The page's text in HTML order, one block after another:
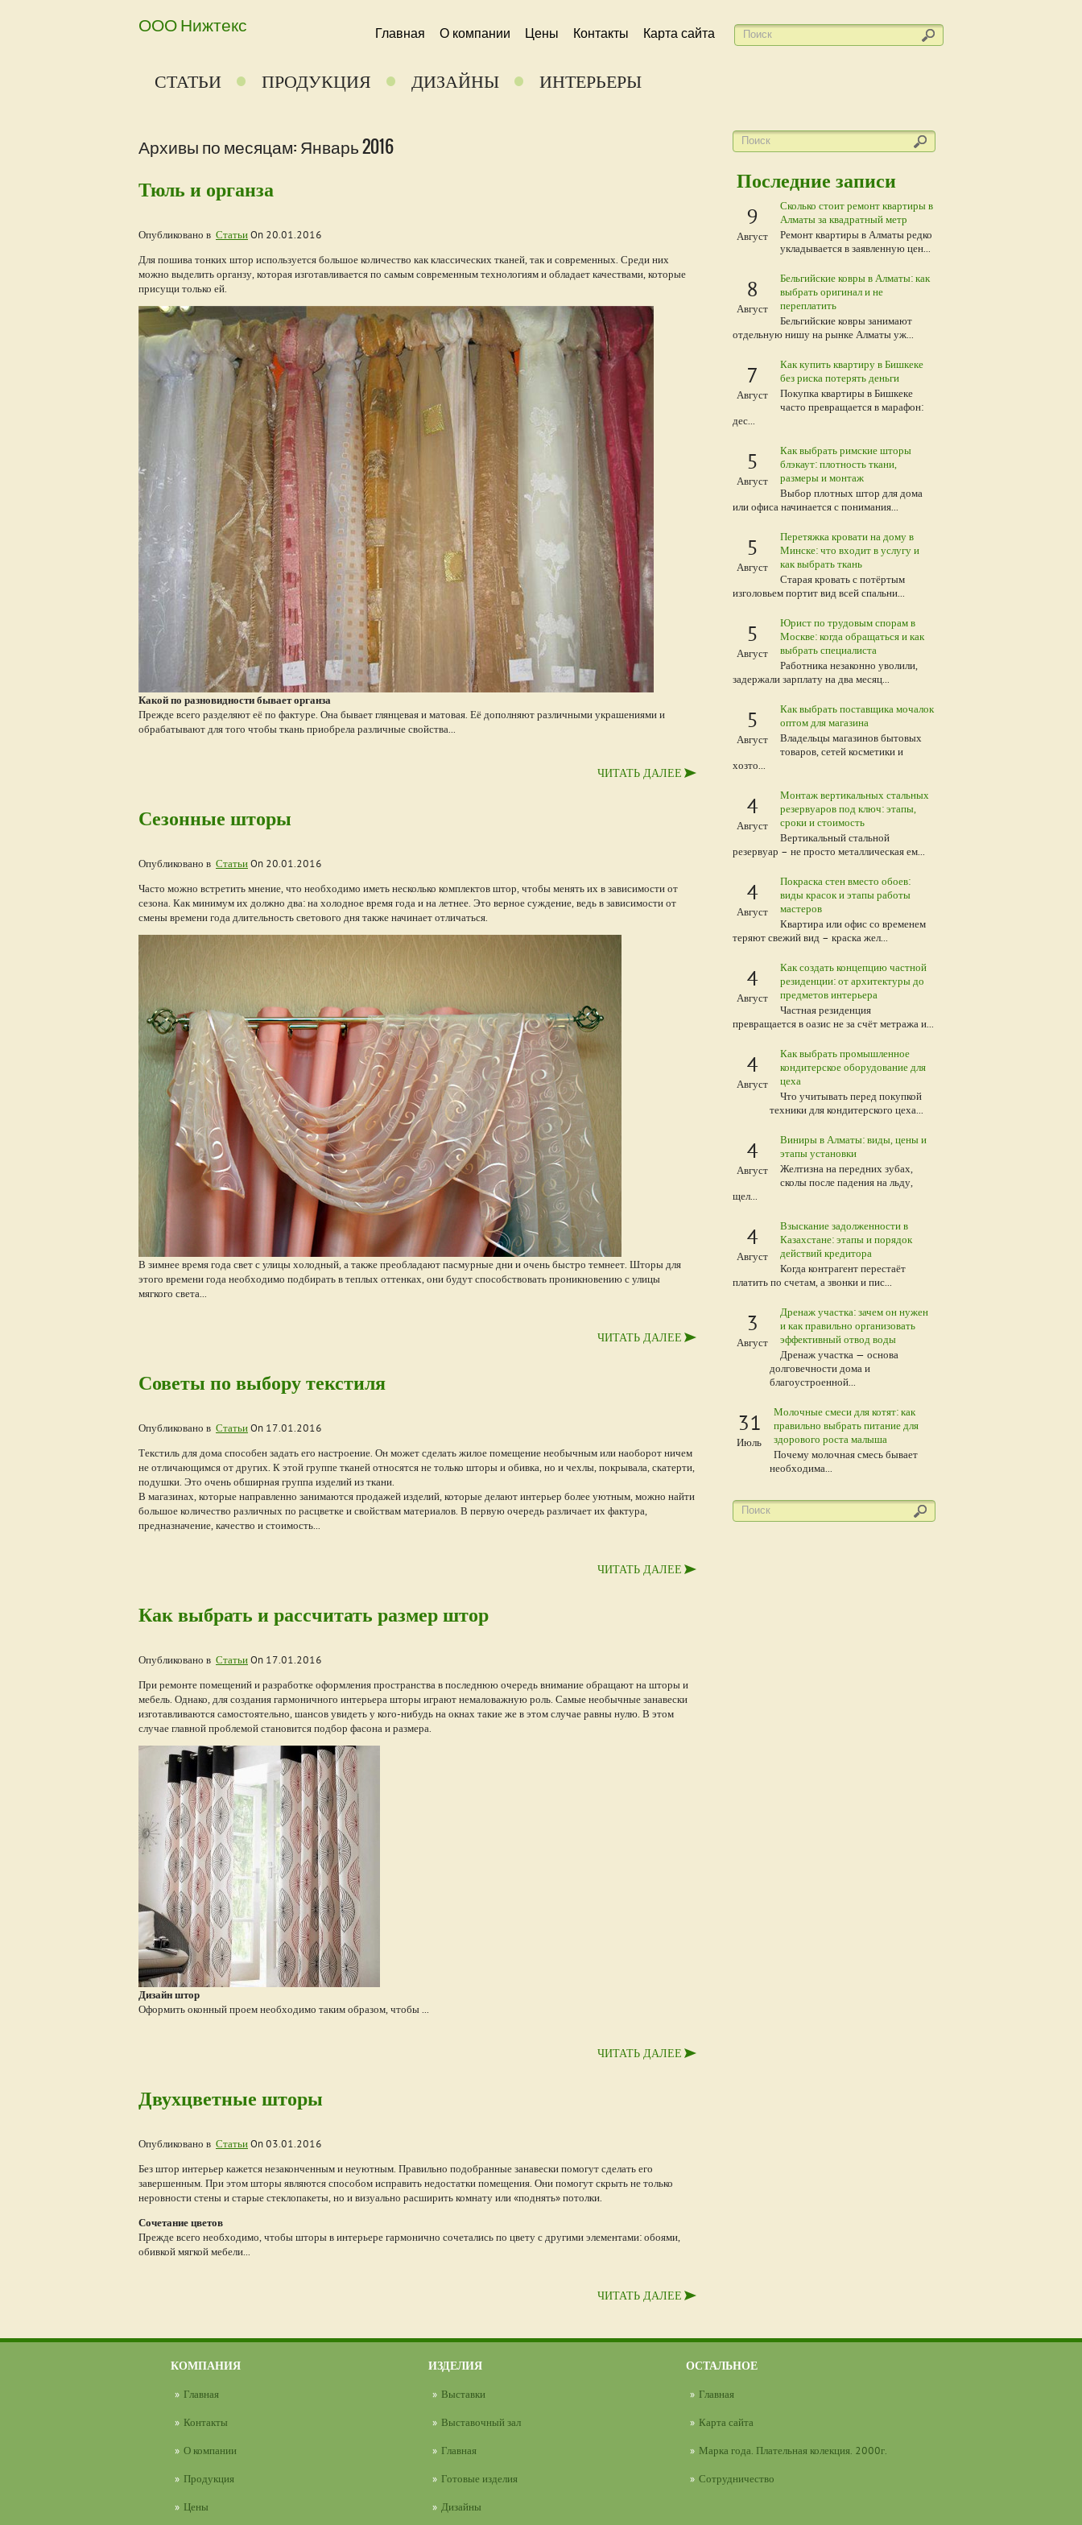
ООО Нижтекс Главная О компании Цены Контакты Карта сайта
СТАТЬИ ПРОДУКЦИЯ ДИЗАЙНЫ ИНТЕРЬЕРЫ
Последние записи
9
Август
Сколько стоит ремонт квартиры в
Алматы за квадратный метр
Ремонт квартиры в Алматы редко
укладывается в заявленную цен...
8
Август
Бельгийские ковры в Алматы: как
выбрать оригинал и не
переплатить
Бельгийские ковры занимают
отдельную нишу на рынке Алматы уж...
7
Август
Как купить квартиру в Бишкеке
без риска потерять деньги
Покупка квартиры в Бишкеке
часто превращается в марафон:
дес...
5
Август
Как выбрать римские шторы
блэкаут: плотность ткани,
размеры и монтаж
Выбор плотных штор для дома
или офиса начинается с понимания...
5
Август
Перетяжка кровати на дому в
Минске: что входит в услугу и
как выбрать ткань
Старая кровать с потёртым
изголовьем портит вид всей спальни...
5
Август
Юрист по трудовым спорам в
Москве: когда обращаться и как
выбрать специалиста
Работника незаконно уволили,
задержали зарплату на два месяц...
5
Август
Как выбрать поставщика мочалок
оптом для магазина
Владельцы магазинов бытовых
товаров, сетей косметики и
хозто...
4
Август
Монтаж вертикальных стальных
резервуаров под ключ: этапы,
сроки и стоимость
Вертикальный стальной
резервуар – не просто металлическая ем...
4
Август
Покраска стен вместо обоев:
виды красок и этапы работы
мастеров
Квартира или офис со временем
теряют свежий вид – краска жел...
4
Август
Как создать концепцию частной
резиденции: от архитектуры до
предметов интерьера
Частная резиденция
превращается в оазис не за счёт метража и...
4
Август
Как выбрать промышленное
кондитерское оборудование для
цеха
Что учитывать перед покупкой
техники для кондитерского цеха...
4
Август
Виниры в Алматы: виды, цены и
этапы установки
Желтизна на передних зубах,
сколы после падения на льду,
щел...
4
Август
Взыскание задолженности в
Казахстане: этапы и порядок
действий кредитора
Когда контрагент перестаёт
платить по счетам, а звонки и пис...
3
Август
Дренаж участка: зачем он нужен
и как правильно организовать
эффективный отвод воды
Дренаж участка — основа
долговечности дома и
благоустроенной...
31
Июль
Молочные смеси для котят: как
правильно выбрать питание для
здорового роста малыша
Почему молочная смесь бывает
необходима...
Архивы по месяцам: Январь 2016
Тюль и органза
Опубликовано в СтатьиOn 20.01.2016
Для пошива тонких штор используется большое количество как классических тканей, так и современных. Среди них
можно выделить органзу, которая изготавливается по самым современным технологиям и обладает качествами, которые
присущи только ей.
Какой по разновидности бывает органза
Прежде всего разделяют её по фактуре. Она бывает глянцевая и матовая. Её дополняют различными украшениями и
обрабатывают для того чтобы ткань приобрела различные свойства...
ЧИТАТЬ ДАЛЕЕ
Сезонные шторы
Опубликовано в СтатьиOn 20.01.2016
Часто можно встретить мнение, что необходимо иметь несколько комплектов штор, чтобы менять их в зависимости от
сезона. Как минимум их должно два: на холодное время года и на летнее. Это верное суждение, ведь в зависимости от
смены времени года длительность светового дня также начинает отличаться.
В зимнее время года свет с улицы холодный, а также преобладают пасмурные дни и очень быстро темнеет. Шторы для
этого времени года необходимо подбирать в теплых оттенках, они будут способствовать проникновению с улицы
мягкого света...
ЧИТАТЬ ДАЛЕЕ
Советы по выбору текстиля
Опубликовано в СтатьиOn 17.01.2016
Текстиль для дома способен задать его настроение. Он может сделать жилое помещение необычным или наоборот ничем
не отличающимся от других. К этой группе тканей относятся не только шторы и обивка, но и чехлы, покрывала, скатерти,
подушки. Это очень обширная группа изделий из ткани.
В магазинах, которые направленно занимаются продажей изделий, которые делают интерьер более уютным, можно найти
большое количество различных по расцветке и свойствам материалов. В первую очередь различает их фактура,
предназначение, качество и стоимость...
ЧИТАТЬ ДАЛЕЕ
Как выбрать и рассчитать размер штор
Опубликовано в СтатьиOn 17.01.2016
При ремонте помещений и разработке оформления пространства в последнюю очередь внимание обращают на шторы и
мебель. Однако, для создания гармоничного интерьера шторы играют немаловажную роль. Самые необычные занавески
изготавливаются самостоятельно, шансов увидеть у кого-нибудь на окнах такие же в этом случае равны нулю. В этом
случае главной проблемой становится подбор фасона и размера.
Дизайн штор
Оформить оконный проем необходимо таким образом, чтобы ...
ЧИТАТЬ ДАЛЕЕ
Двухцветные шторы
Опубликовано в СтатьиOn03.01.2016
Без штор интерьер кажется незаконченным и неуютным. Правильно подобранные занавески помогут сделать его
завершенным. При этом шторы являются способом исправить недостатки помещения. Они помогут скрыть не только
неровности стены и старые стеклопакеты, но и визуально расширить комнату или «поднять» потолки.
Сочетание цветов
Прежде всего необходимо, чтобы шторы в интерьере гармонично сочетались по цвету с другими элементами: обоями,
обивкой мягкой мебели...
ЧИТАТЬ ДАЛЕЕ
КОМПАНИЯ
Главная
Контакты
О компании
Продукция
Цены
ИЗДЕЛИЯ
Выставки
Выставочный зал
Главная
Готовые изделия
Дизайны
ОСТАЛЬНОЕ
Главная
Карта сайта
Марка года. Плательная колекция. 2000г.
Сотрудничество